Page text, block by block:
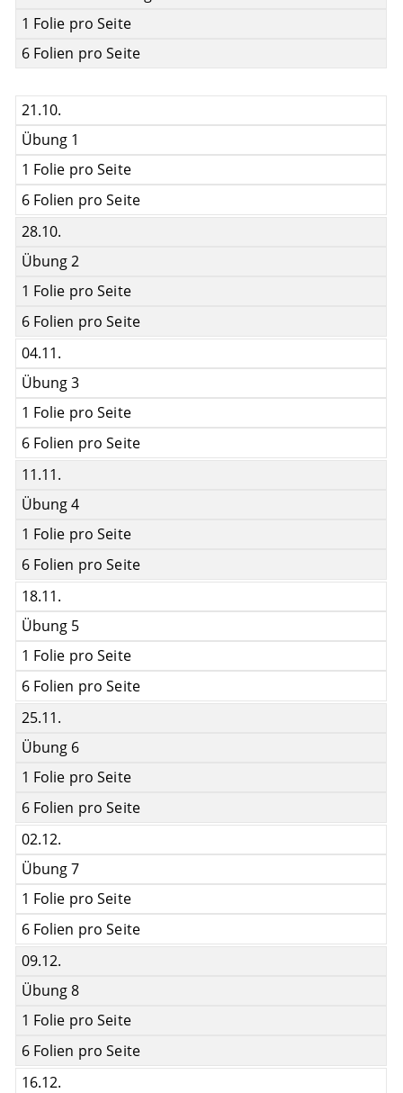
1 Folie pro Seite
6 Folien pro Seite
21.10.
Übung 1
1 Folie pro Seite
6 Folien pro Seite
28.10.
Übung 2
1 Folie pro Seite
6 Folien pro Seite
04.11.
Übung 3
1 Folie pro Seite
6 Folien pro Seite
11.11.
Übung 4
1 Folie pro Seite
6 Folien pro Seite
18.11.
Übung 5
1 Folie pro Seite
6 Folien pro Seite
25.11.
Übung 6
1 Folie pro Seite
6 Folien pro Seite
02.12.
Übung 7
1 Folie pro Seite
6 Folien pro Seite
09.12.
Übung 8
1 Folie pro Seite
6 Folien pro Seite
16.12.